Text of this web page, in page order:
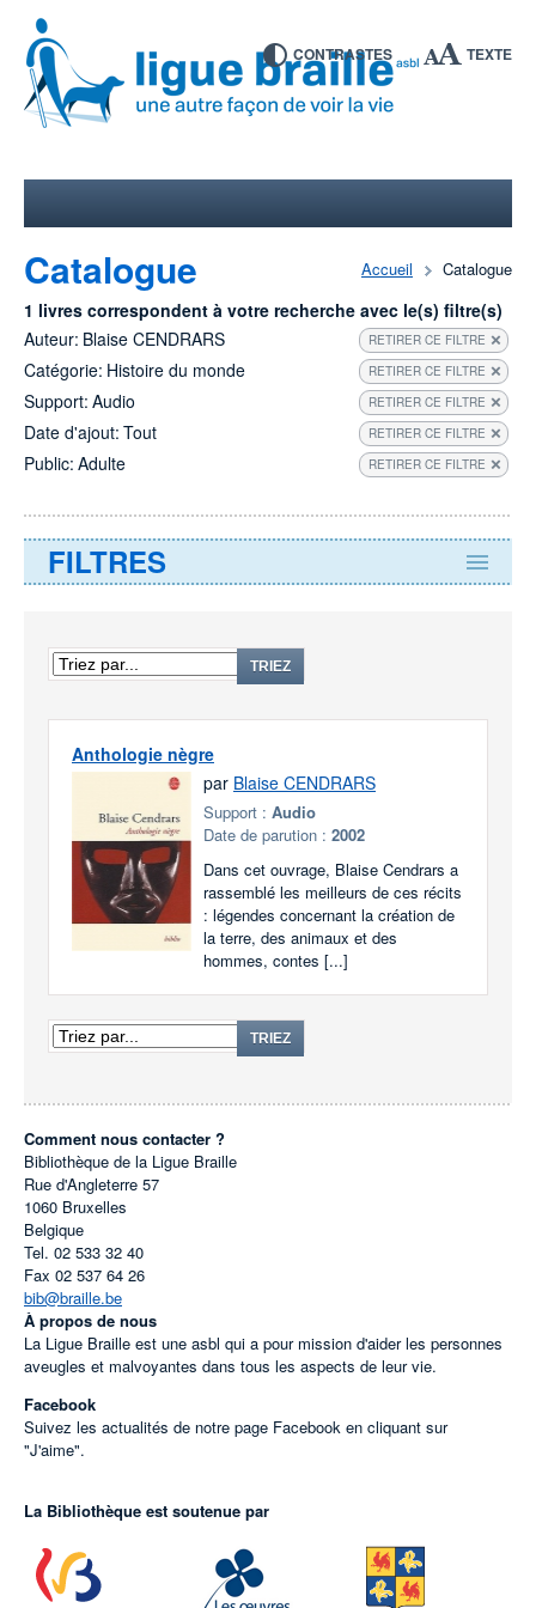
CONTRASTES TEXTE
Accueil Catalogue
Catalogue
1 livres correspondent à votre recherche avec le(s) filtre(s)
Auteur: Blaise CENDRARS RETIRER CE FILTRE
Catégorie: Histoire du monde RETIRER CE FILTRE
Support: Audio RETIRER CE FILTRE
Date d'ajout: Tout RETIRER CE FILTRE
Public: Adulte RETIRER CE FILTRE
FILTRES
TRIEZ
Anthologie nègre
par Blaise CENDRARS
Support : Audio
Date de parution : 2002
Dans cet ouvrage, Blaise Cendrars a
rassemblé les meilleurs de ces récits
: légendes concernant la création de
la terre, des animaux et des
hommes, contes [...]
TRIEZ
Comment nous contacter ?
Bibliothèque de la Ligue Braille
Rue d'Angleterre 57
1060 Bruxelles
Belgique
Tel. 02 533 32 40
Fax 02 537 64 26
bib@braille.be
À propos de nous
La Ligue Braille est une asbl qui a pour mission d'aider les personnes
aveugles et malvoyantes dans tous les aspects de leur vie.
Facebook
Suivez les actualités de notre page Facebook en cliquant sur
"J'aime".
La Bibliothèque est soutenue par